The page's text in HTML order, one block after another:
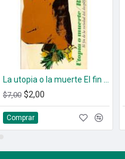
$7,00 $2,00
Comprar